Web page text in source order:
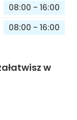
08:00 - 16:00
08:00 - 16:00
w